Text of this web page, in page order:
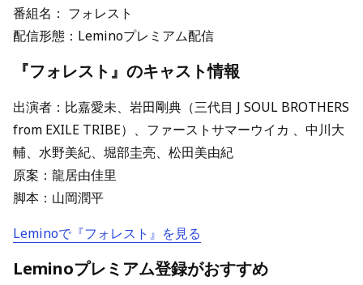
番組名： フォレスト
配信形態：Leminoプレミアム配信
『フォレスト』のキャスト情報
出演者：比嘉愛未、岩田剛典（三代目 J SOUL BROTHERS
from EXILE TRIBE）、ファーストサマーウイカ 、中川大
輔、水野美紀、堀部圭亮、松田美由紀
原案：龍居由佳里
脚本：山岡潤平
Leminoで『フォレスト』を見る
Leminoプレミアム登録がおすすめ